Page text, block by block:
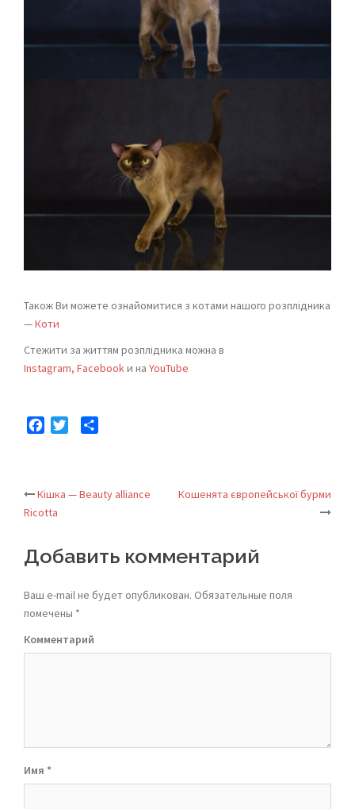
Також Ви можете ознайомитися з котами нашого розплідника
—Коти
Стежити за життям розплідника можна в
Instagram, Facebook и на YouTube
Facebook
Twitter
Post
navigation
Кішка — Beauty alliance
Ricotta
Кошенята європейської бурми
Добавить комментарий
Ваш e-mail не будет опубликован. Обязательные поля
помечены *
Комментарий
Имя *